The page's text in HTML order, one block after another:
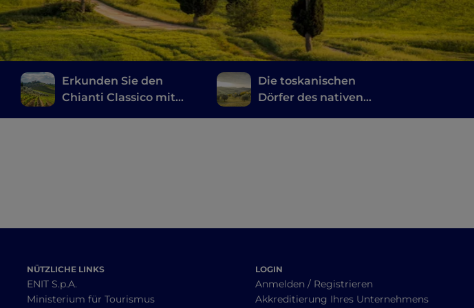
Erkunden Sie den
Chianti Classico mit
Die toskanischen
Dörfer des nativen
NÜTZLICHE LINKS
ENIT S.p.A.
Ministerium für Tourismus
LOGIN
Anmelden / Registrieren
Akkreditierung Ihres Unternehmens